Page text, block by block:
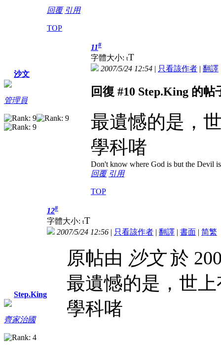
回覆 引用
TOP
沙文
管理員
11#
字體大小: tT
2007/5/24 12:54 | 只看該作者 | 翻譯
回復 #10 Step.King 的帖
最遺憾的是，
學科啫
Don't know where God is but the Devil
回覆 引用
TOP
Step.King
齊家治國
12#
字體大小: tT
2007/5/24 12:56 | 只看該作者 | 翻譯 | 書面 | 简繁
原帖由 沙文於
最遺憾的是，世上
學科啫